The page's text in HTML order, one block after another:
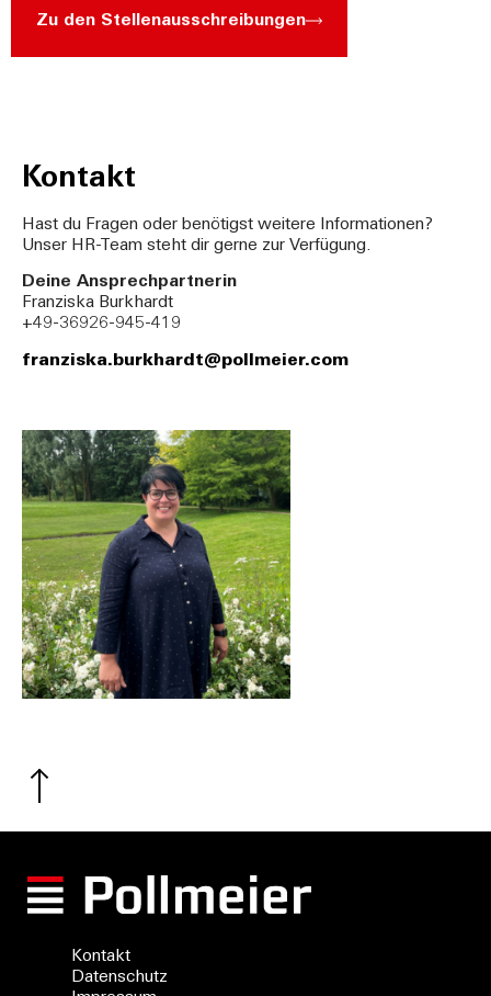
Zu den Stellenausschreibungen
Kontakt
Hast du Fragen oder benötigst weitere Informationen?
Unser HR-Team steht dir gerne zur Verfügung.
Deine Ansprechpartnerin
Franziska Burkhardt
+49-36926-945-419
franziska.burkhardt@pollmeier.com
Kontakt
Datenschutz